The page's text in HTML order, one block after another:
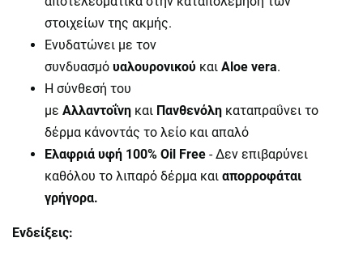
στοιχείων της ακμής.
Ενυδατώνει με τον
συνδυασμό υαλουρονικού και Aloe vera.
Η σύνθεσή του
με Αλλαντοΐνη και Πανθενόλη καταπραΰνει το
δέρμα κάνοντάς το λείο και απαλό
Ελαφριά υφή 100% Oil Free - Δεν επιβαρύνει
καθόλου το λιπαρό δέρμα και απορροφάται
γρήγορα.
Ενδείξεις: